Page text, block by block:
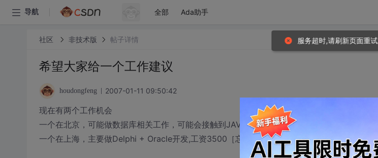
导航 全部 Ada助手
社区 非技术版 帖子详情
希望大家给一个工作建议
houdongfeng 2007-01-11 09:50:42
现在有两个工作机会
一个在北京，可能做数据库相关工作，可能会接触到JAVA,地点在上地附近，工资待遇税后4000
一个在上海，主要做Delphi + Oracle开发,工资3500［忘了询问时税前还是税后]
服务超时,请刷新页面重试